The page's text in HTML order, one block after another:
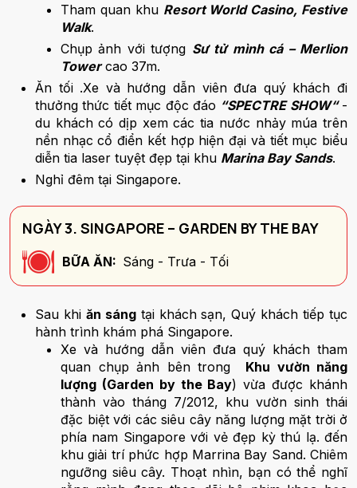
Tham quan khu Resort World Casino, Festive
Walk.
Chụp ảnh với tượng Sư tử mình cá – Merlion
Towercao 37m.
Ăn tối .Xe và hướng dẫn viên đưa quý khách đi
thưởng thức tiết mục độc đáo “SPECTRE SHOW“-
du khách có dịp xem các tia nước nhảy múa trên
nền nhạc cổ điển kết hợp hiện đại và tiết mục biểu
diễn tia laser tuyệt đẹp tại khu Marina Bay Sands.
Nghỉ đêm tại Singapore.
NGÀY 3. SINGAPORE – GARDEN BY THE BAY
BỮA ĂN: Sáng - Trưa - Tối
Sau khi ăn sángtại khách sạn, Quý khách tiếp tục
hành trình khám phá Singapore.
Xe và hướng dẫn viên đưa quý khách tham
quan chụp ảnh bên trong Khu vườn năng
lượng (Garden by the Bay) vừa được khánh
thành vào tháng 7/2012, khu vườn sinh thái
đặc biệt với các siêu cây năng lượng mặt trời ở
phía nam Singapore với vẻ đẹp kỳ thú lạ. đến
khu giải trí phức hợp Marrina Bay Sand. Chiêm
ngưỡng siêu cây. Thoạt nhìn, bạn có thể nghĩ